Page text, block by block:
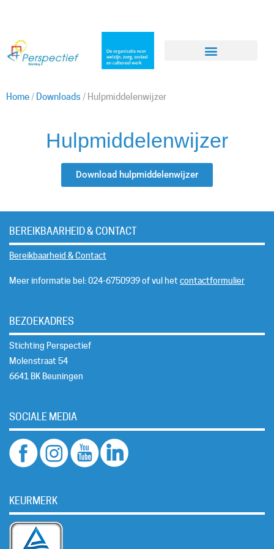
Home / Downloads / Hulpmiddelenwijzer
Hulpmiddelenwijzer
Download hulpmiddelenwijzer
BEREIKBAARHEID & CONTACT
Bereikbaarheid & Contact
Meer informatie bel: 024-6750939 of vul hetcontactformulier
BEZOEKADRES
Stichting Perspectief
Molenstraat 54
6641 BK Beuningen
SOCIALE MEDIA
KEURMERK